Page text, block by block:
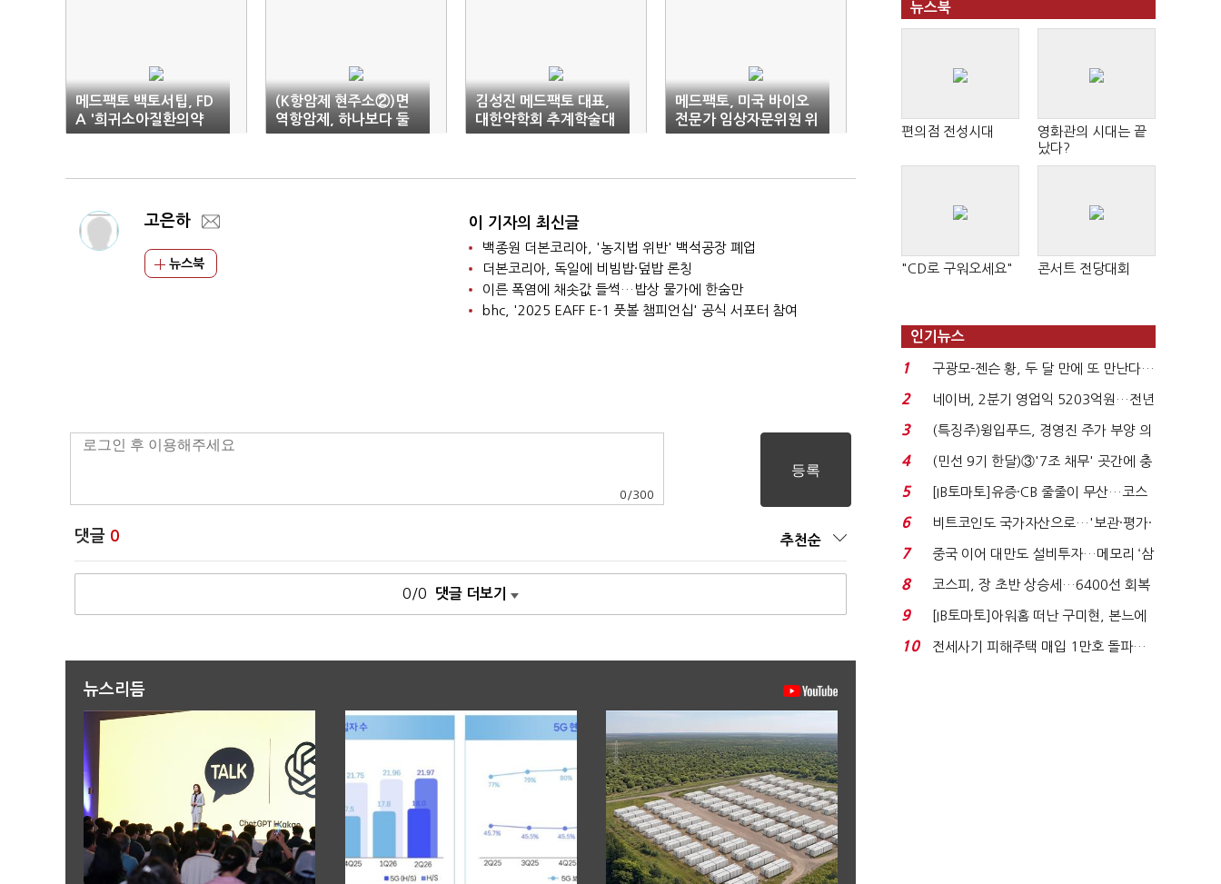
메드팩토 백토서팁, FD
A '희귀소아질환의약
품' 지정
(K항암제 현주소②)면
역항암제, 하나보다 둘
이 낫다
김성진 메드팩토 대표,
대한약학회 추계학술대
회서 강연
메드팩토, 미국 바이오
전문가 임상자문위원 위
촉
고은하
뉴스북
이 기자의 최신글
백종원 더본코리아, '농지법 위반' 백석공장 폐업
더본코리아, 독일에 비빔밥·덮밥 론칭
이른 폭염에 채솟값 들썩…밥상 물가에 한숨만
bhc, '2025 EAFF E-1 풋볼 챔피언십' 공식 서포터 참여
0 /300
댓글 0 추천순
0/0 댓글 더보기
뉴스리듬
뉴스북
편의점 전성시대
영화관의 시대는 끝
났다?
"CD로 구워오세요" 콘서트 전당대회
인기뉴스
1
구광모-젠슨 황, 두 달 만에 또 만난다…
로봇·AI 등 논...
2
네이버, 2분기 영업익 5203억원…전년
비 0.2% 감소...
3
(특징주)윙입푸드, 경영진 주가 부양 의
지에 상한가...
4
(민선 9기 한달)③'7조 채무' 곳간에 충
격…추미애, 20년...
5
[IB토마토]유증·CB 줄줄이 무산…코스
닥 벌점 급증에 ...
6
비트코인도 국가자산으로…'보관·평가·
처분' 기준은 ...
7
중국 이어 대만도 설비투자…메모리 ‘삼
국전쟁’
8
코스피, 장 초반 상승세…6400선 회복
시도
9
[IB토마토]아워홈 떠난 구미현, 본느에
340억 베팅…가...
10
전세사기 피해주택 매입 1만호 돌파…